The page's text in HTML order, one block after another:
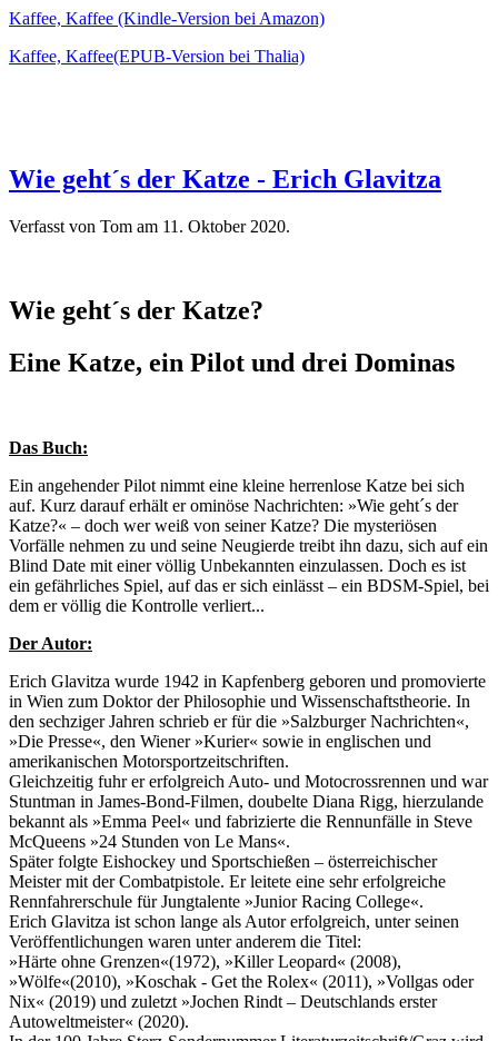
Kaffee, Kaffee (Kindle-Version bei Amazon)
Kaffee, Kaffee(EPUB-Version bei Thalia)
Wie geht´s der Katze - Erich Glavitza
Verfasst von Tom am 11. Oktober 2020.
Wie geht´s der Katze?
Eine Katze, ein Pilot und drei Dominas
Das Buch:
Ein angehender Pilot nimmt eine kleine herrenlose Katze bei sich
auf. Kurz darauf erhält er ominöse Nachrichten: »Wie geht´s der
Katze?« – doch wer weiß von seiner Katze? Die mysteriösen
Vorfälle nehmen zu und seine Neugierde treibt ihn dazu, sich auf ein
Blind Date mit einer völlig Unbekannten einzulassen. Doch es ist
ein gefährliches Spiel, auf das er sich einlässt – ein BDSM-Spiel, bei
dem er völlig die Kontrolle verliert...
Der Autor:
Erich Glavitza wurde 1942 in Kapfenberg geboren und promovierte
in Wien zum Doktor der Philosophie und Wissenschaftstheorie. In
den sechziger Jahren schrieb er für die »Salzburger Nachrichten«,
»Die Presse«, den Wiener »Kurier« sowie in englischen und
amerikanischen Motorsportzeitschriften.
Gleichzeitig fuhr er erfolgreich Auto- und Motocrossrennen und war
Stuntman in James-Bond-Filmen, doubelte Diana Rigg, hierzulande
bekannt als »Emma Peel« und fabrizierte die Rennunfälle in Steve
McQueens »24 Stunden von Le Mans«.
Später folgte Eishockey und Sportschießen – österreichischer
Meister mit der Combatpistole. Er leitete eine sehr erfolgreiche
Rennfahrerschule für Jungtalente »Junior Racing College«.
Erich Glavitza ist schon lange als Autor erfolgreich, unter seinen
Veröffentlichungen waren unter anderem die Titel:
»Härte ohne Grenzen«(1972), »Killer Leopard« (2008),
»Wölfe«(2010), »Koschak - Get the Rolex« (2011), »Vollgas oder
Nix« (2019) und zuletzt »Jochen Rindt – Deutschlands erster
Autoweltmeister« (2020).